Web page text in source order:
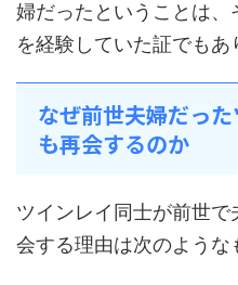
婦だったということは
を経験していた証でもあ
なぜ前世夫婦だっ
も再会するのか
ツインレイ同士が前世
会する理由は次のような